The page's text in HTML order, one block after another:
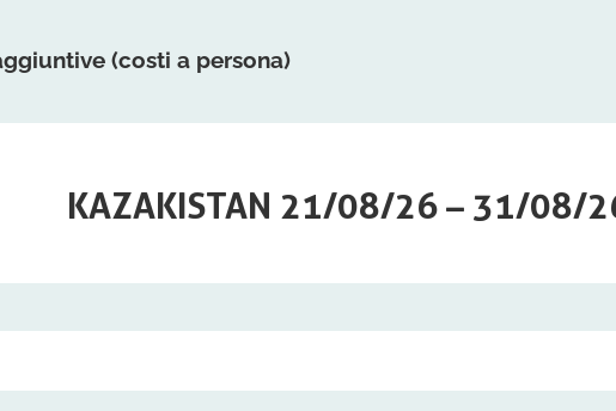
(costi a persona)
KAZAKISTAN 21/08/26 – 31/08/